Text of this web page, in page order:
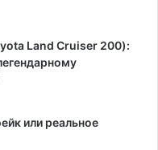
Land Cruiser 200):
или реальное